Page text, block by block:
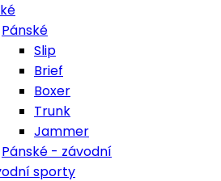
Pánské
Slip
Brief
Boxer
Trunk
Jammer
Pánské - závodní
sporty